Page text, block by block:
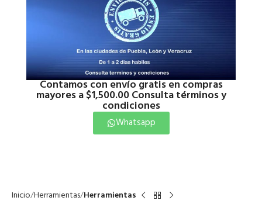
Contamos con envío gratis en compras
mayores a $1,500.00 Consulta términos y
condiciones
Whatsapp
Inicio Herramientas Herramientas